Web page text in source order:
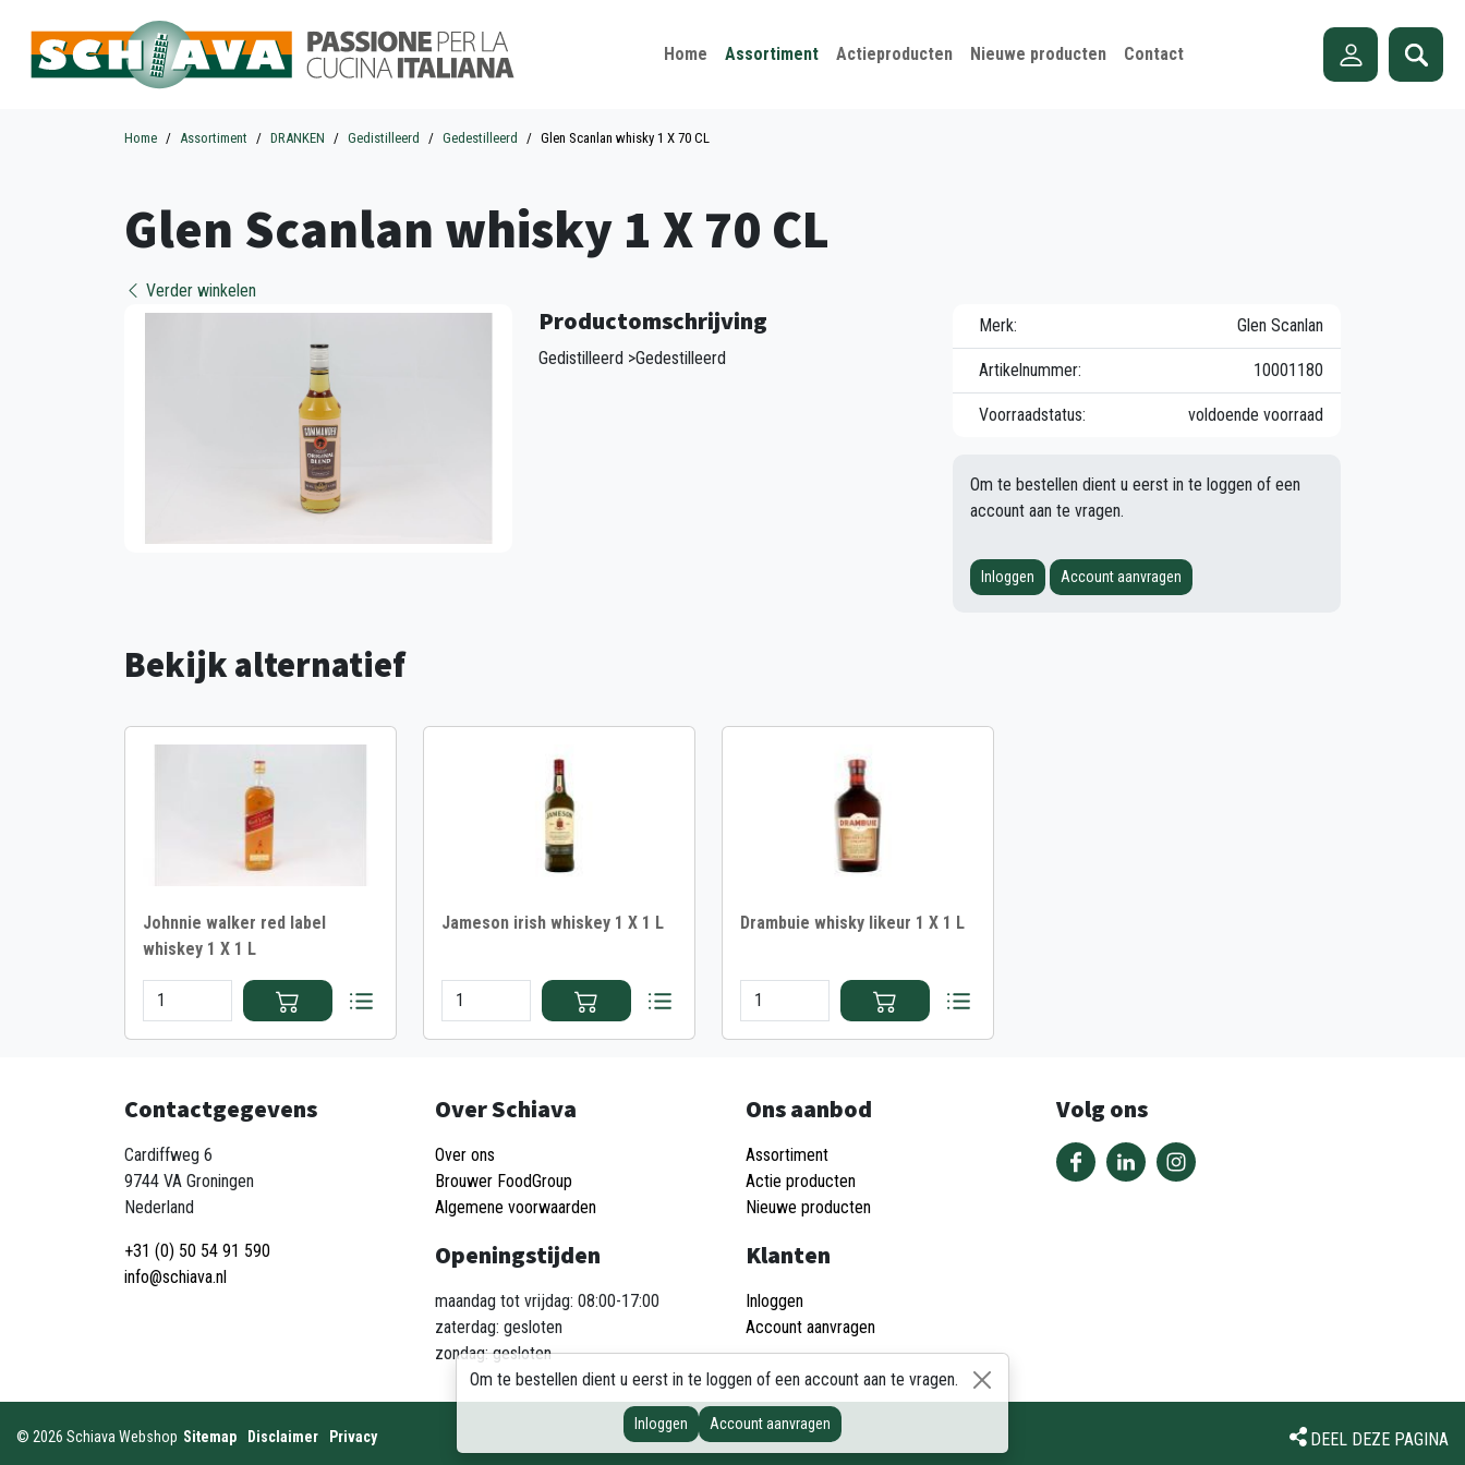
Home Assortiment Actieproducten Nieuwe producten Contact
Home Assortiment DRANKEN Gedistilleerd Gedestilleerd Glen Scanlan whisky 1 X 70 CL
Glen Scanlan whisky 1 X 70 CL
Verder winkelen
Productomschrijving
Gedistilleerd >Gedestilleerd
Merk: Glen Scanlan
Artikelnummer: 10001180
Voorraadstatus: voldoende voorraad
Om te bestellen dient u eerst in te loggen of een
account aan te vragen.
Inloggen Account aanvragen
Bekijk alternatief
Johnnie walker red label
whiskey 1 X 1 L
Jameson irish whiskey 1 X 1 L Drambuie whisky likeur 1 X 1 L
Om te bestellen dient u eerst in te loggen of een account aan te vragen.
Inloggen Account aanvragen
Contactgegevens
Cardiffweg 6
9744 VA Groningen
Nederland
+31 (0) 50 54 91 590
info@schiava.nl
Over Schiava
Over ons
Brouwer FoodGroup
Algemene voorwaarden
Openingstijden
maandag tot vrijdag: 08:00-17:00
zaterdag: gesloten
zondag: gesloten
Ons aanbod
Assortiment
Actie producten
Nieuwe producten
Klanten
Inloggen
Account aanvragen
Volg ons
© 2026 Schiava Webshop Sitemap Disclaimer Privacy DEEL DEZE PAGINA